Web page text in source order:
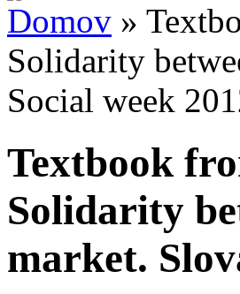
Domov »
Solidarity
Social week
Textbook
Solidarity
market.